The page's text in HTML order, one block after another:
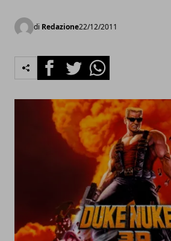
di Redazione22/12/2011
FacebookTwitterWhatsapp